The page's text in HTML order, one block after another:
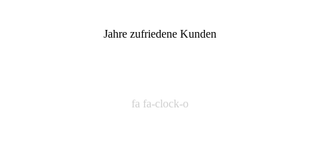
Jahre zufriedene Kunden
fa fa-clock-o